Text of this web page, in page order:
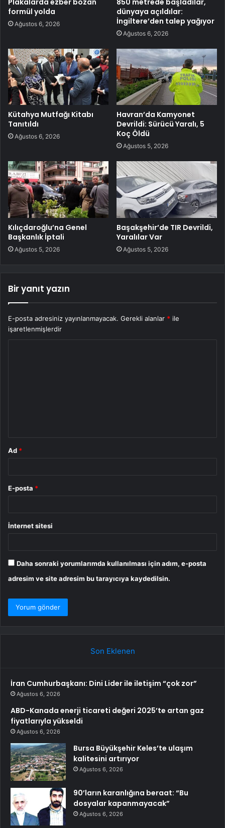
formül yolda
Ağustos 6, 2026
dünyaya açıldılar:
İngiltere’den talep yağıyor
Ağustos 6, 2026
Kütahya Mutfağı Kitabı
Tanıtıldı
Ağustos 6, 2026
Havran’da Kamyonet
Devrildi: Sürücü Yaralı, 5
Koç Öldü
Ağustos 5, 2026
Kılıçdaroğlu’na Genel
Başkanlık İptali
Ağustos 5, 2026
Başakşehir’de TIR Devrildi,
Yaralılar Var
Ağustos 5, 2026
Bir yanıt yazın
E-posta adresiniz yayınlanmayacak. Gerekli alanlar * ile
işaretlenmişlerdir
Ad *
E-posta *
İnternet sitesi
Daha sonraki yorumlarımda kullanılması için adım, e-posta
adresim ve site adresim bu tarayıcıya kaydedilsin.
Son Eklenen
İran Cumhurbaşkanı: Dini Lider ile iletişim “çok zor”
Ağustos 6, 2026
ABD-Kanada enerji ticareti değeri 2025’te artan gaz
fiyatlarıyla yükseldi
Ağustos 6, 2026
Bursa Büyükşehir Keles’te ulaşım
kalitesini artırıyor
Ağustos 6, 2026
90’ların karanlığına beraat: “Bu
dosyalar kapanmayacak”
Ağustos 6, 2026